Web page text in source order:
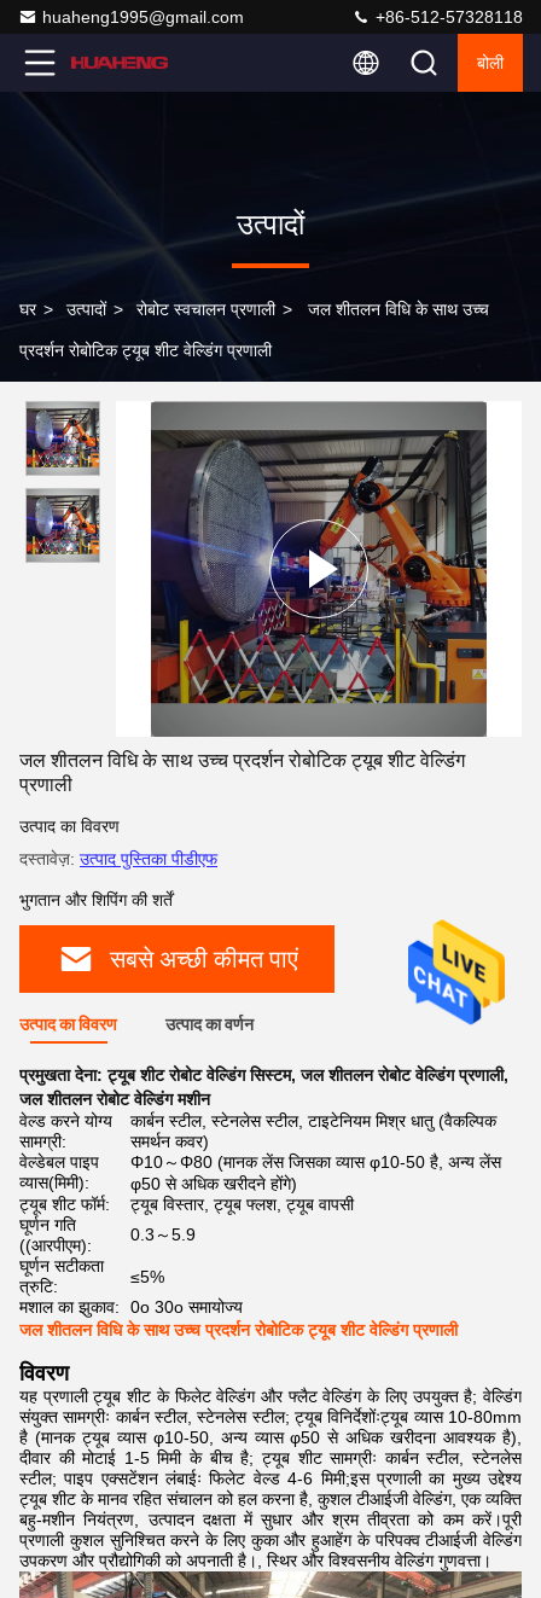
huaheng1995@gmail.com +86-512-57328118
बोली
उत्पादों
घर > उत्पादों > रोबोट स्वचालन प्रणाली > जल शीतलन विधि के साथ उच्च
प्रदर्शन रोबोटिक ट्यूब शीट वेल्डिंग प्रणाली
जल शीतलन विधि के साथ उच्च प्रदर्शन रोबोटिक ट्यूब शीट वेल्डिंग
प्रणाली
उत्पाद का विवरण
दस्तावेज़: उत्पाद पुस्तिका पीडीएफ
भुगतान और शिपिंग की शर्तें
सबसे अच्छी कीमत पाएं
उत्पाद का विवरण उत्पाद का वर्णन
प्रमुखता देना:ट्यूब शीट रोबोट वेल्डिंग सिस्टम,जल शीतलन रोबोट वेल्डिंग प्रणाली,
जल शीतलन रोबोट वेल्डिंग मशीन
वेल्ड करने योग्य
सामग्री:
कार्बन स्टील, स्टेनलेस स्टील, टाइटेनियम मिश्र धातु (वैकल्पिक
समर्थन कवर)
वेल्डेबल पाइप
व्यास(मिमी):
Φ10～Φ80 (मानक लेंस जिसका व्यास φ10-50 है, अन्य लेंस
φ50 से अधिक खरीदने होंगे)
ट्यूब शीट फॉर्म:
ट्यूब विस्तार, ट्यूब फ्लश, ट्यूब वापसी
घूर्णन गति
((आरपीएम):
0.3～5.9
घूर्णन सटीकता
त्रुटि:
≤5%
मशाल का झुकाव:
0o 30o समायोज्य
जल शीतलन विधि के साथ उच्च प्रदर्शन रोबोटिक ट्यूब शीट वेल्डिंग प्रणाली
विवरण
यह प्रणाली ट्यूब शीट के फिलेट वेल्डिंग और फ्लैट वेल्डिंग के लिए उपयुक्त है; वेल्डिंग
संयुक्त सामग्रीः कार्बन स्टील, स्टेनलेस स्टील; ट्यूब विनिर्देशोंःट्यूब व्यास 10-80mm
है (मानक ट्यूब व्यास φ10-50, अन्य व्यास φ50 से अधिक खरीदना आवश्यक है),
दीवार की मोटाई 1-5 मिमी के बीच है; ट्यूब शीट सामग्रीः कार्बन स्टील, स्टेनलेस
स्टील; पाइप एक्सटेंशन लंबाईः फिलेट वेल्ड 4-6 मिमी;इस प्रणाली का मुख्य उद्देश्य
ट्यूब शीट के मानव रहित संचालन को हल करना है, कुशल टीआईजी वेल्डिंग, एक व्यक्ति
बहु-मशीन नियंत्रण, उत्पादन दक्षता में सुधार और श्रम तीव्रता को कम करें।पूरी
प्रणाली कुशल सुनिश्चित करने के लिए कुका और हुआहेंग के परिपक्व टीआईजी वेल्डिंग
उपकरण और प्रौद्योगिकी को अपनाती है।, स्थिर और विश्वसनीय वेल्डिंग गुणवत्ता।